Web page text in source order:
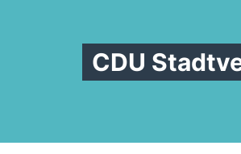
CDU